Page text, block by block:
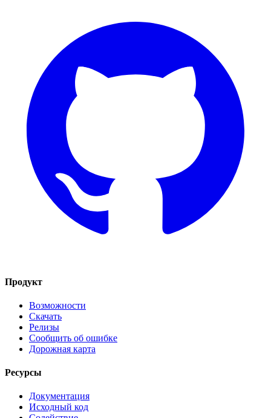
Продукт
Возможности
Скачать
Релизы
Сообщить об ошибке
Дорожная карта
Ресурсы
Документация
Исходный код